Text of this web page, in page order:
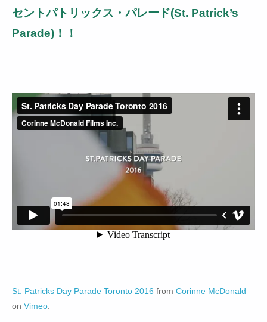
セントパトリックス・パレード(St. Patrick’s
Parade)！！
St. Patricks Day Parade Toronto 2016 from Corinne McDonald
on Vimeo